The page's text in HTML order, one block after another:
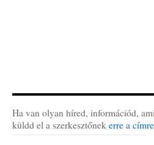
Ha van olyan híred, információd,
küldd el a szerkesztőnek erre a címre